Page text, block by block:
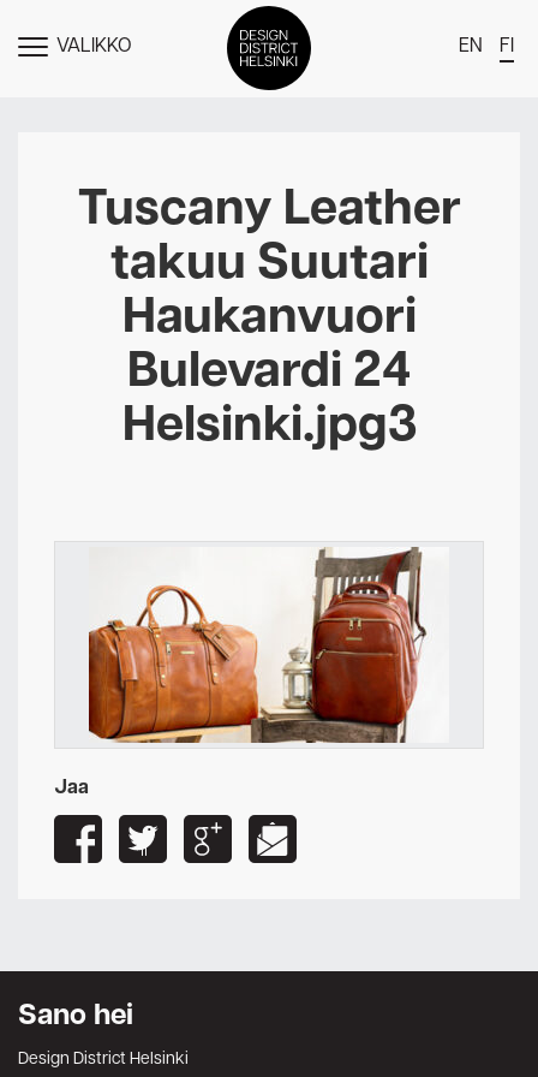
NÄYTÄVALIKKO EN FI
Jäsenet
Tapahtumat
Uutiset
Medialle
Meistä
Design District Helsingin jäsenyydestä
Ota yhteyttä
Tuscany Leather
takuu Suutari
Haukanvuori
Bulevardi 24
Helsinki.jpg3
Jaa
Sano hei
Design District Helsinki